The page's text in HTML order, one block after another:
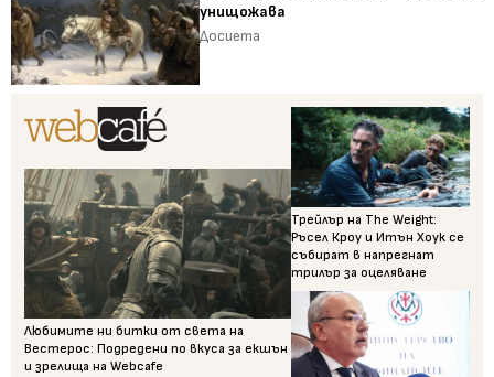
унищожава
Досиета
Любимите ни битки от света на
Вестерос: Подредени по вкуса за екшън
и зрелища на Webcafe
Трейлър на The Weight:
Ръсел Кроу и Итън Хоук се
събират в напрегнат
трилър за оцеляване